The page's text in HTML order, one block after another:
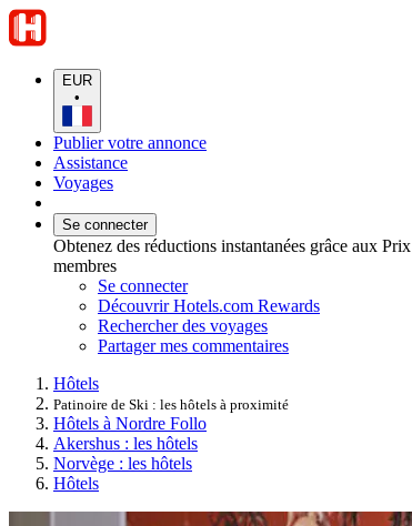
EUR
•
Publier votre annonce
Assistance
Voyages
Se connecter
Obtenez des réductions instantanées grâce aux Prix
membres
Se connecter
Découvrir Hotels.com Rewards
Rechercher des voyages
Partager mes commentaires
Hôtels
Patinoire de Ski : les hôtels à proximité
Hôtels à Nordre Follo
Akershus : les hôtels
Norvège : les hôtels
Hôtels